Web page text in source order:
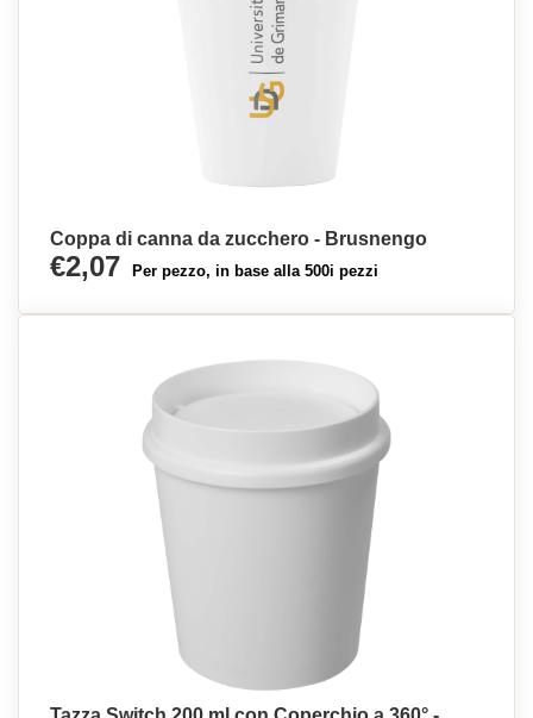
Coppa di canna da zucchero - Brusnengo
€2,07 Per pezzo, in base alla 500i pezzi